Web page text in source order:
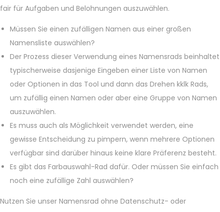
fair für Aufgaben und Belohnungen auszuwählen.
Müssen Sie einen zufälligen Namen aus einer großen
Namensliste auswählen?
Der Prozess dieser Verwendung eines Namensrads beinhaltet
typischerweise dasjenige Eingeben einer Liste von Namen
oder Optionen in das Tool und dann das Drehen kklk Rads,
um zufällig einen Namen oder aber eine Gruppe von Namen
auszuwählen.
Es muss auch als Möglichkeit verwendet werden, eine
gewisse Entscheidung zu pimpern, wenn mehrere Optionen
verfügbar sind darüber hinaus keine klare Präferenz besteht.
Es gibt das Farbauswahl-Rad dafür. Oder müssen Sie einfach
noch eine zufällige Zahl auswählen?
Nutzen Sie unser Namensrad ohne Datenschutz- oder